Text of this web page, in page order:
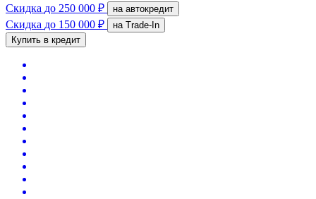
Скидка до 250 000 ₽ на автокредит
Скидка до 150 000 ₽
на Trade-In
Купить в кредит